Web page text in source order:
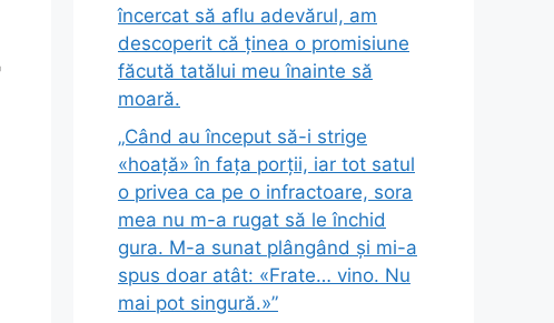
încercat să aflu adevărul, am
descoperit că ținea o promisiune
făcută tatălui meu înainte să
moară.
„Când au început să-i strige
«hoață» în fața porții, iar tot satul
o privea ca pe o infractoare, sora
mea nu m-a rugat să le închid
gura. M-a sunat plângând și mi-a
spus doar atât: «Frate… vino. Nu
mai pot singură.»”